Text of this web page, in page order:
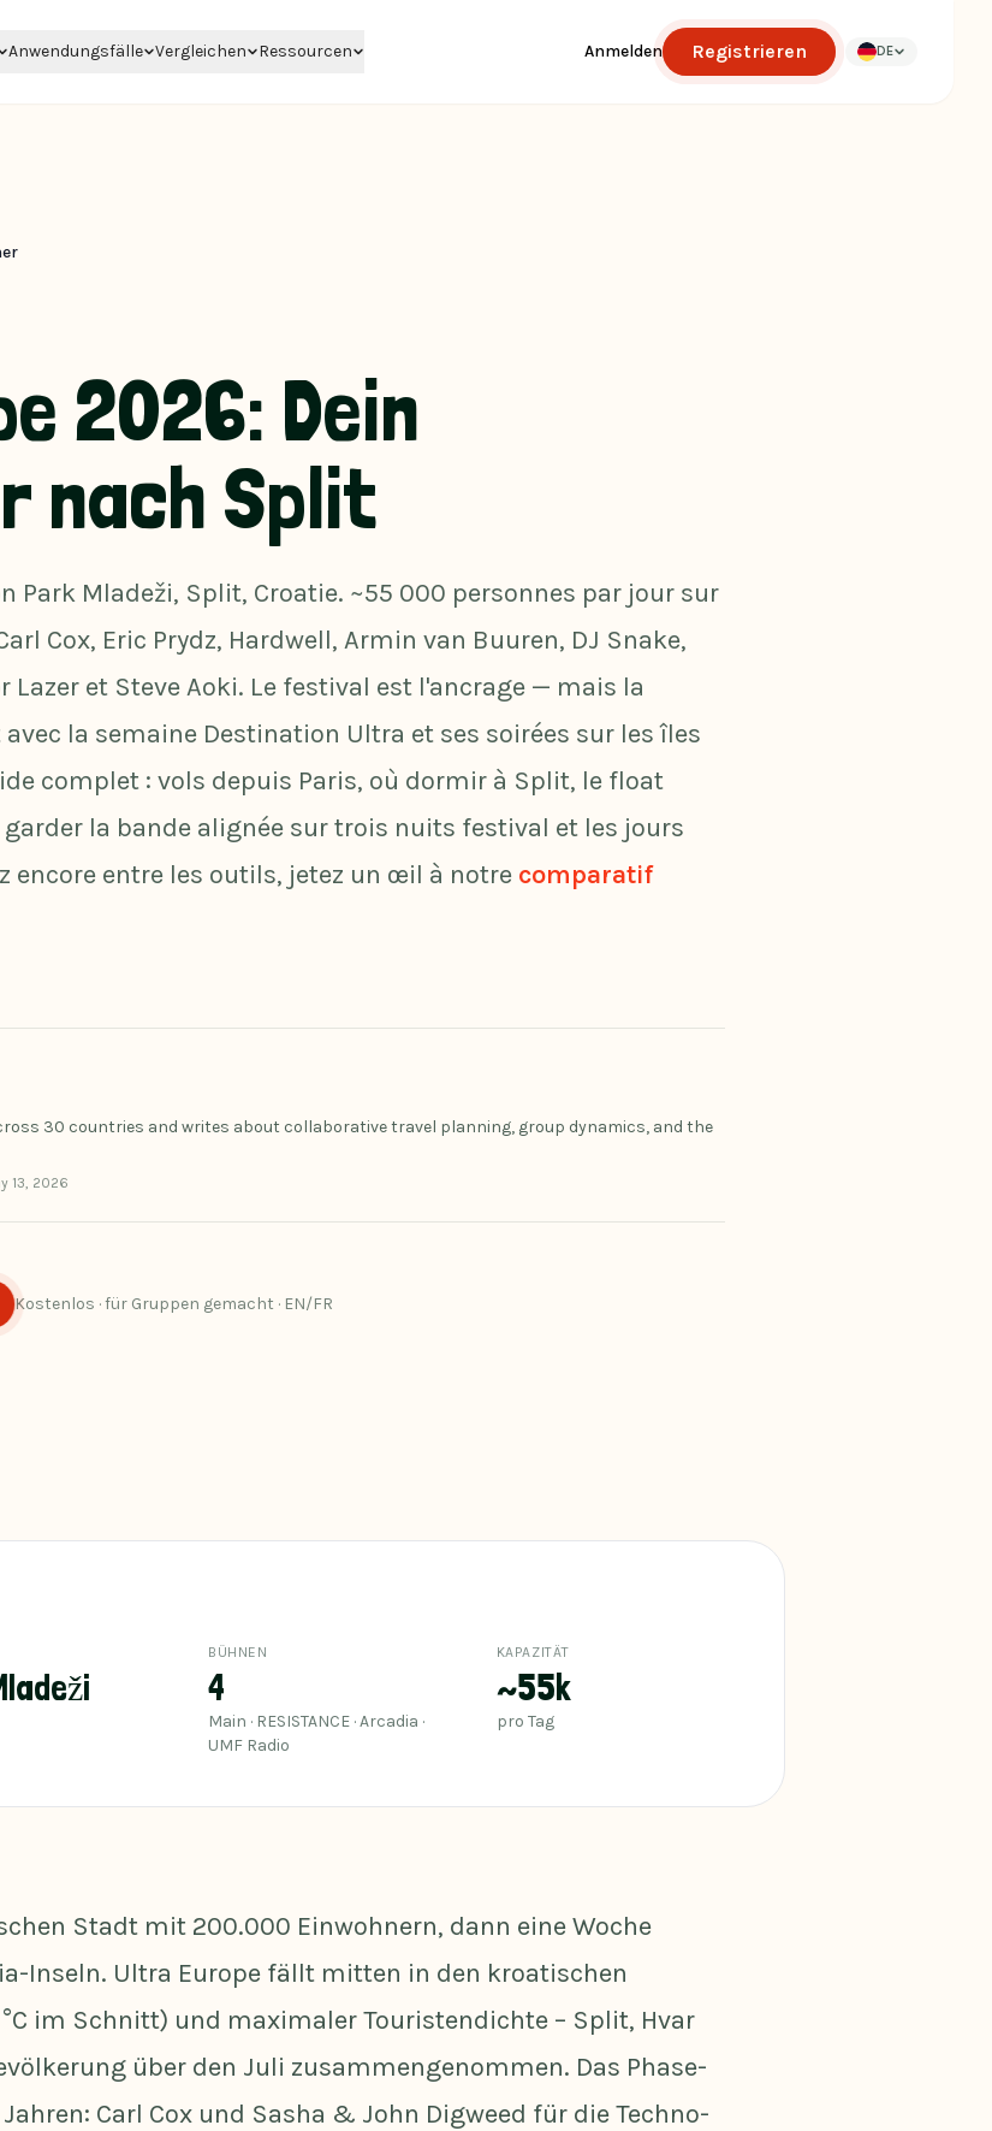
Anwendungsfälle Vergleichen Ressourcen Anmelden Registrieren DE
2026: Dein
nach Split
Park Mladeži, Split, Croatie. ~55 000 personnes par jour sur
Cox, Eric Prydz, Hardwell, Armin van Buuren, DJ Snake,
Lazer et Steve Aoki. Le festival est l'ancrage — mais la
la semaine Destination Ultra et ses soirées sur les îles
complet : vols depuis Paris, où dormir à Split, le float
la bande alignée sur trois nuits festival et les jours
encore entre les outils, jetez un œil à notre comparatif
30 countries and writes about collaborative travel planning, group dynamics, and the
13, 2026
Kostenlos · für Gruppen gemacht · EN/FR
BÜHNEN
4
Main · RESISTANCE · Arcadia ·
UMF Radio
KAPAZITÄT
~55k
pro Tag
Stadt mit 200.000 Einwohnern, dann eine Woche
Inseln. Ultra Europe fällt mitten in den kroatischen
im Schnitt) und maximaler Touristendichte – Split, Hvar
über den Juli zusammengenommen. Das Phase-
Carl Cox und Sasha & John Digweed für die Techno-